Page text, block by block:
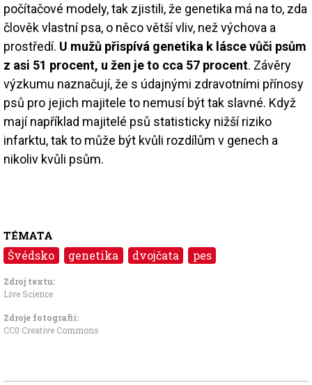
počítačové modely, tak zjistili, že genetika má na to, zda
člověk vlastní psa, o něco větší vliv, než výchova a
prostředí. U mužů přispívá genetika k lásce vůči psům
z asi 51 procent, u žen je to cca 57 procent. Závěry
výzkumu naznačují, že s údajnými zdravotními přínosy
psů pro jejich majitele to nemusí být tak slavné. Když
mají například majitelé psů statisticky nižší riziko
infarktu, tak to může být kvůli rozdílům v genech a
nikoliv kvůli psům.
TÉMATA
Švédsko genetika dvojčata pes
Zdroj textu:
Live Science
Zdroje fotografii:
CC0 Creative Commons